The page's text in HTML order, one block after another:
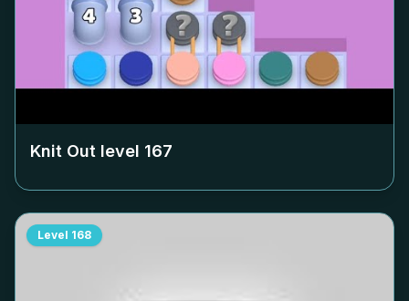
Knit Out level 167
Level 168